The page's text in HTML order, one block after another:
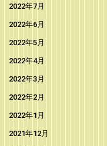
2022年7月
2022年6月
2022年5月
2022年4月
2022年3月
2022年2月
2022年1月
2021年12月